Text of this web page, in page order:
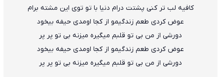
کافیه لب تر کنی پشتت درام دنیا با تو توی این مشته برام
عوض کردی طعم زندگیمو از کجا اومدی حیفه بیخود
دورشی از من بی تو قلبم میگیره میزنه بی تو پر پر
عوض کردی طعم زندگیمو از کجا اومدی حیفه بیخود
دورشی از من بی تو قلبم میگیره میزنه بی تو پر پر